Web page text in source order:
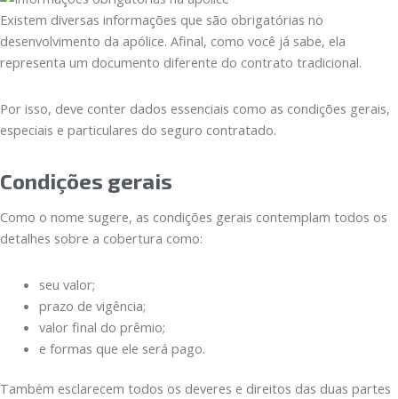
Existem diversas informações que são obrigatórias no
desenvolvimento da apólice. Afinal, como você já sabe, ela
representa um documento diferente do contrato tradicional.
Por isso, deve conter dados essenciais como as condições gerais,
especiais e particulares do seguro contratado.
Condições gerais
Como o nome sugere, as condições gerais contemplam todos os
detalhes sobre a cobertura como:
seu valor;
prazo de vigência;
valor final do prêmio;
e formas que ele será pago.
Também esclarecem todos os deveres e direitos das duas partes